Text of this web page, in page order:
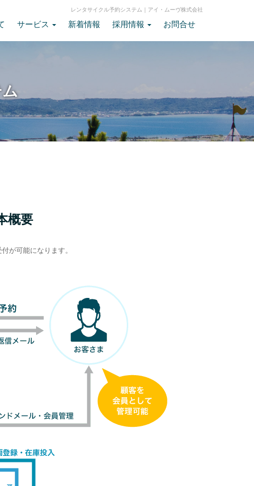
レンタサイクル予約システム｜アイ・ムーヴ株式会社
サービス 新着情報 採用情報 お問合せ
概要
が可能になります。